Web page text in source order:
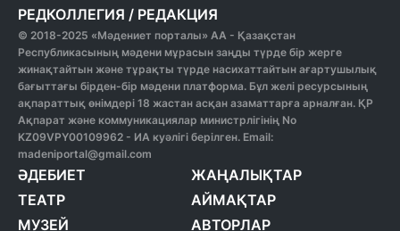
РЕДКОЛЛЕГИЯ / РЕДАКЦИЯ
© 2018-2025 «Мәдениет порталы» АА - Қазақстан
Республикасының мәдени мұрасын заңды түрде бір жерге
жинақтайтын және тұрақты түрде насихаттайтын ағартушылық
бағыттағы бірден-бір мәдени платформа. Бұл желі ресурсының
ақпараттық өнімдері 18 жастан асқан азаматтарға арналған. ҚР
Ақпарат және коммуникациялар министрлігінің No
KZ09VPY00109962 - ИА куәлігі берілген. Email:
madeniportal@gmail.com
ӘДЕБИЕТ
ТЕАТР
МУЗЕЙ
ЖАҢАЛЫҚТАР
АЙМАҚТАР
АВТОРЛАР